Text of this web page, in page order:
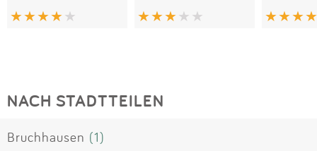
NACH STADTTEILEN
Bruchhausen (1)